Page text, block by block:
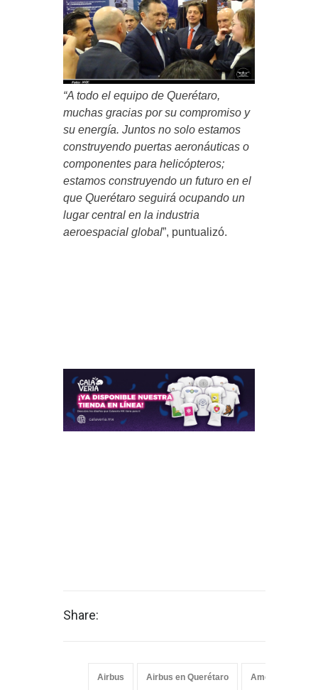
“A todo el equipo de Querétaro,
muchas gracias por su compromiso y
su energía. Juntos no solo estamos
construyendo puertas aeronáuticas o
componentes para helicópteros;
estamos construyendo un futuro en el
que Querétaro seguirá ocupando un
lugar central en la industria
aeroespacial global”, puntualizó.
Share:
Airbus Airbus en Querétaro America latina